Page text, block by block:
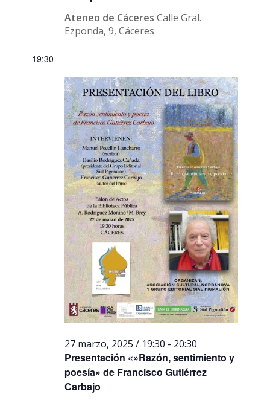
Ateneo de CáceresCalle Gral.
Ezponda, 9, Cáceres
19:30
Presentación «»Razón, sentimiento y
poesía» de Francisco Gutiérrez
Carbajo
27 marzo, 2025 / 19:30 - 20:30